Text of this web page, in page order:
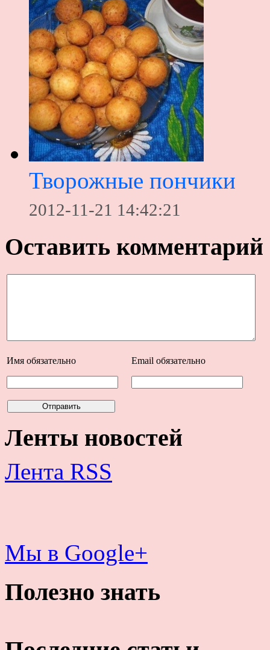
Творожные пончики
2012-11-21 14:42:21
Оставить комментарий
Имя обязательно Email обязательно
Ленты новостей
Лента RSS
Мы в Google+
Полезно знать